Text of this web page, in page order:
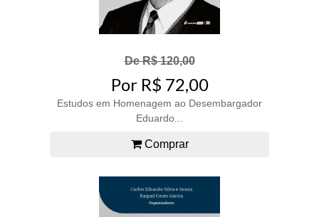
De R$ 120,00
Por R$ 72,00
Estudos em Homenagem ao Desembargador
Eduardo...
Comprar